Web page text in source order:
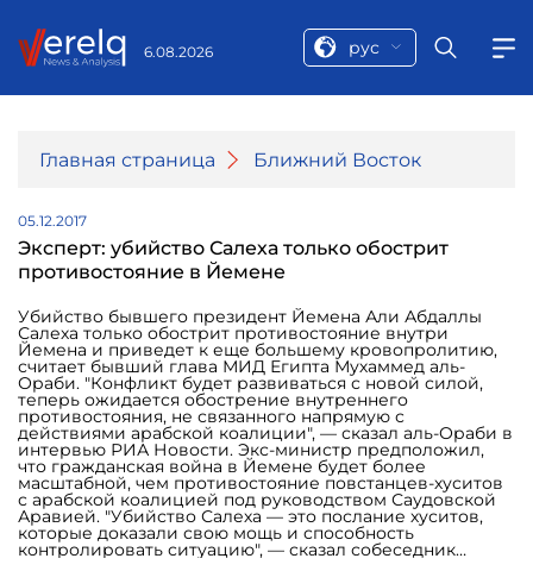
6.08.2026 рус
Главная страница Ближний Восток
05.12.2017
Эксперт: убийство Салеха только обострит
противостояние в Йемене
Убийство бывшего президент Йемена Али Абдаллы
Салеха только обострит противостояние внутри
Йемена и приведет к еще большему кровопролитию,
считает бывший глава МИД Египта Мухаммед аль-
Ораби. "Конфликт будет развиваться с новой силой,
теперь ожидается обострение внутреннего
противостояния, не связанного напрямую с
действиями арабской коалиции", — сказал аль-Ораби в
интервью РИА Новости. Экс-министр предположил,
что гражданская война в Йемене будет более
масштабной, чем противостояние повстанцев-хуситов
с арабской коалицией под руководством Саудовской
Аравией. "Убийство Салеха — это послание хуситов,
которые доказали свою мощь и способность
контролировать ситуацию", — сказал собеседник